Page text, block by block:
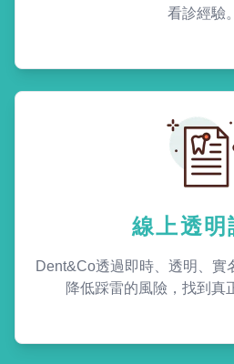
看診經驗。
線上透明
Dent&Co透過即時、透明、實
降低踩雷的風險，找到真